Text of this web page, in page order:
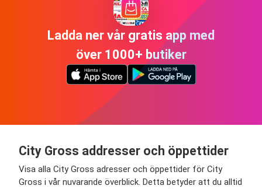
Ladda ner vår gratis app med
över 1000+ butiker
City Gross addresser och öppettider
Visa alla City Gross adresser och öppettider för City
Gross i vår nuvarande överblick. Detta betyder att du alltid